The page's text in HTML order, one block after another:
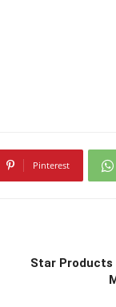
Pinterest
Star Products